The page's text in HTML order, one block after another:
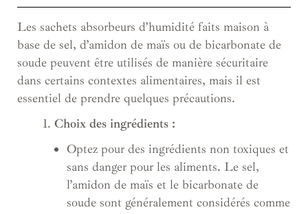
Les sachets absorbeurs d’humidité faits maison à
base de sel, d’amidon de maïs ou de bicarbonate de
soude peuvent être utilisés de manière sécuritaire
dans certains contextes alimentaires, mais il est
essentiel de prendre quelques précautions.
Choix des ingrédients :
Optez pour des ingrédients non toxiques et
sans danger pour les aliments. Le sel,
l’amidon de maïs et le bicarbonate de
soude sont généralement considérés comme